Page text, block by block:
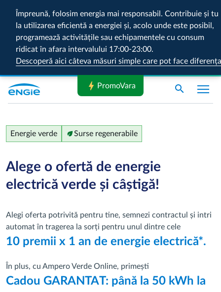
Împreună, folosim energia mai responsabil. Contribuie și tu
la utilizarea eficientă a energiei și, acolo unde este posibil,
programează activitățile sau echipamentele cu consum
ridicat în afara intervalului 17:00-23:00.
Descoperă aici câteva măsuri simple care pot face diferența
search
Energie verde Surse regenerabile
eco
Alege o ofertă de energie
electrică verde și câștigă!
Alegi oferta potrivită pentru tine, semnezi contractul și intri
automat în tragerea la sorți pentru unul dintre cele
10 premii x 1 an de energie electrică*.
În plus, cu Ampero Verde Online, primești
Cadou GARANTAT: până la 50 kWh la
bolt PromoVara